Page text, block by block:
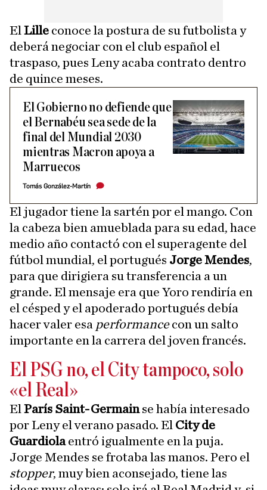
El Lille conoce la postura de su futbolista y
deberá negociar con el club español el
traspaso, pues Leny acaba contrato dentro
de quince meses.
El Gobierno no defiende que
el Bernabéu sea sede de la
final del Mundial 2030
mientras Macron apoya a
Marruecos
Tomás González-Martín
El jugador tiene la sartén por el mango. Con
la cabeza bien amueblada para su edad, hace
medio año contactó con el superagente del
fútbol mundial, el portugués Jorge Mendes,
para que dirigiera su transferencia a un
grande. El mensaje era que Yoro rendiría en
el césped y el apoderado portugués debía
hacer valer esa performancecon un salto
importante en la carrera del joven francés.
El PSG no, el City tampoco, solo
«el Real»
El París Saint-Germainse había interesado
por Leny el verano pasado. El City de
Guardiolaentró igualmente en la puja.
Jorge Mendes se frotaba las manos. Pero el
stopper, muy bien aconsejado, tiene las